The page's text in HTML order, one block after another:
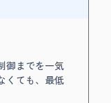
御までを一気
くても、最低